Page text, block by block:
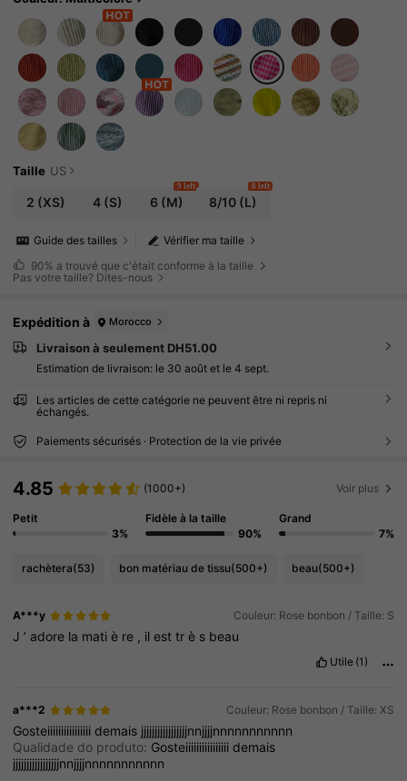
Taille US
2 (XS) 4(S) 6 (M)
9 left
8/10 (L)
8 left
Vérifier ma taille
Guide des tailles
90% a trouvé que c'était conforme à la taille
Pas votre taille? Dites-nous
Expédition à Morocco
Livraison à seulement DH51.00
Estimation de livraison: le 30 août et le 4 sept.
Les articles de cette catégorie ne peuvent être ni repris ni
échangés.
Paiements sécurisés · Protection de la vie privée
4.85 (1000+) Voir plus
Petit
3%
Fidèle à la taille
90%
Grand
7%
rachètera(53) bon matériau de tissu(500+) beau(500+)
A***y Couleur: Rose bonbon / Taille: S
J’ adore la matiè re , ilesttrè s beau
Utile (1)
a***2 Couleur: Rose bonbon / Taille: XS
Gosteiiiiiiiiiiiiiiiidemais jjjjjjjjjjjjjjjjjnnjjjjnnnnnnnnnnn
Qualidade do produto: Gosteiiiiiiiiiiiiiiiidemais
jjjjjjjjjjjjjjjjjnnjjjjnnnnnnnnnnn